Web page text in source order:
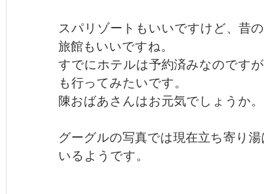
スパリゾートもいいですけど、昔
旅館もいいですね。
すでにホテルは予約済みなのです
も行ってみたいです。
陳おばあさんはお元気でしょうか。
グーグルの写真では現在立ち寄り
いるようです。